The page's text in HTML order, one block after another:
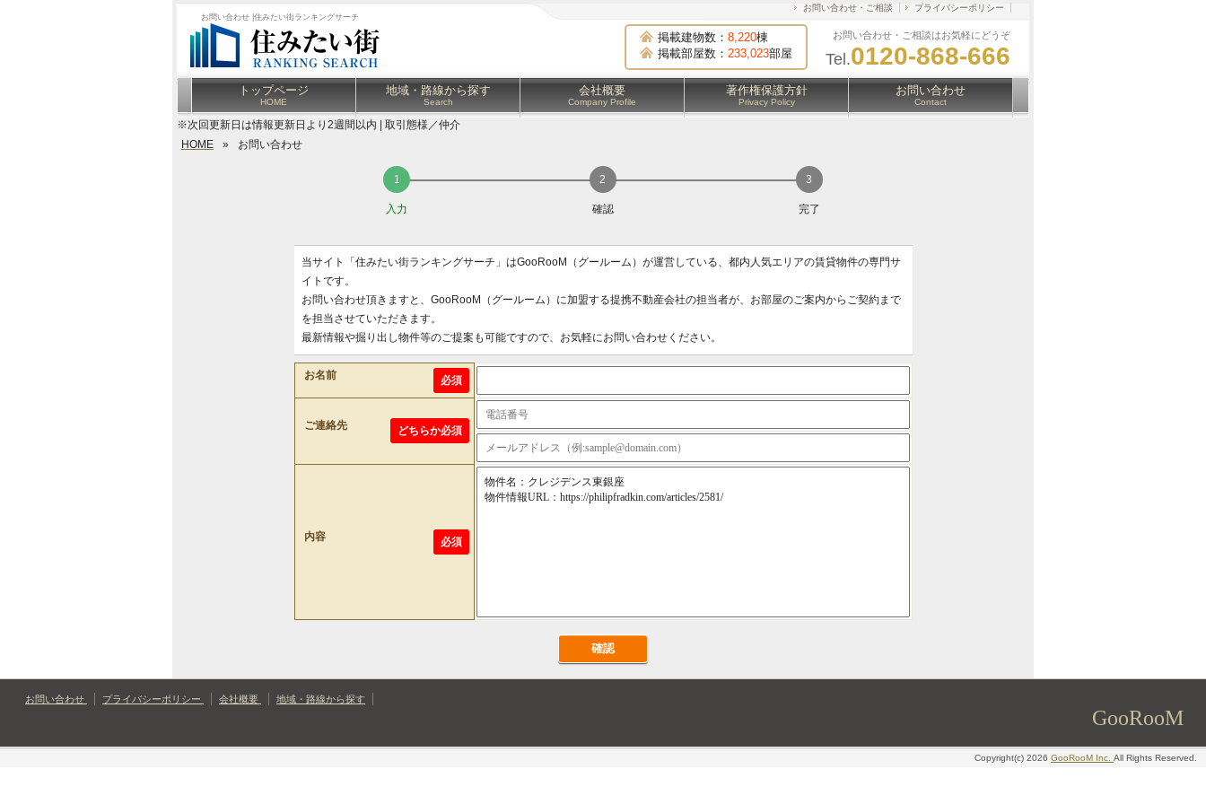
お問い合わせ |住みたい街ランキングサーチ
掲載建物数： 8,220棟
掲載部屋数： 233,023部屋
お問い合わせ・ご相談はお気軽にどうぞ
Tel.0120-868-666
お問い合わせ・ご相談 プライバシーポリシー
トップページ
HOME
地域・路線から探す
Search
会社概要
Company Profile
著作権保護方針
Privacy Policy
お問い合わせ
Contact
※次回更新日は情報更新日より2週間以内 | 取引態様／仲介
HOME
» お問い合わせ
入力 確認 完了
当サイト「住みたい街ランキングサーチ」はGooRooM（グールーム）が運営している、都内人気エリアの賃貸物件の専門サ
イトです。
お問い合わせ頂きますと、GooRooM（グールーム）に加盟する提携不動産会社の担当者が、お部屋のご案内からご契約まで
を担当させていただきます。
最新情報や掘り出し物件等のご提案も可能ですので、お気軽にお問い合わせください。
お名前 必須
ご連絡先 どちらか必須
内容 必須
確認
お問い合わせ プライバシーポリシー 会社概要 地域・路線から探す
GooRooM
Copyright(c) 2026 GooRooM Inc. All Rights Reserved.